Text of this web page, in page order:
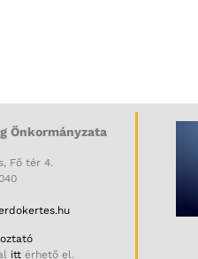
Önkormányzata
Fő tér 4.
itt érhető el.